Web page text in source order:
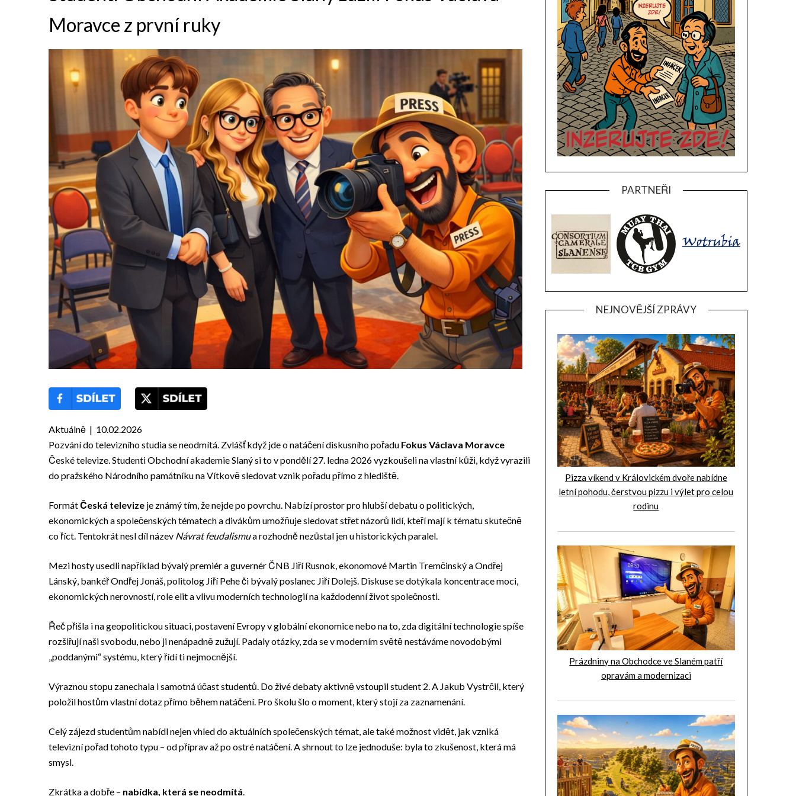
Moravce z první ruky
Aktuálně | 10.02.2026
Pozvání do televizního studia se neodmítá. Zvlášť když jde o natáčení diskusního pořadu Fokus Václava Moravce
České televize. Studenti Obchodní akademie Slaný si to v pondělí 27. ledna 2026 vyzkoušeli na vlastní kůži, když vyrazili
do pražského Národního památníku na Vítkově sledovat vznik pořadu přímo z hlediště.
FormátČeská televize je známý tím, že nejde po povrchu. Nabízí prostor pro hlubší debatu o politických,
ekonomických a společenských tématech a divákům umožňuje sledovat střet názorů lidí, kteří mají k tématu skutečně
co říct. Tentokrát nesl díl název Návrat feudalismua rozhodně nezůstal jen u historických paralel.
Mezi hosty usedli například bývalý premiér a guvernér ČNB Jiří Rusnok, ekonomové Martin Tremčinský a Ondřej
Lánský, bankéř Ondřej Jonáš, politolog Jiří Pehe či bývalý poslanec Jiří Dolejš. Diskuse se dotýkala koncentrace moci,
ekonomických nerovností, role elit a vlivu moderních technologií na každodenní život společnosti.
Řeč přišla i na geopolitickou situaci, postavení Evropy v globální ekonomice nebo na to, zda digitální technologie spíše
rozšiřují naši svobodu, nebo ji nenápadně zužují. Padaly otázky, zda se v moderním světě nestáváme novodobými
„poddanými“ systému, který řídí ti nejmocnější.
Výraznou stopu zanechala i samotná účast studentů. Do živé debaty aktivně vstoupil student 2. A Jakub Vystrčil, který
položil hostům vlastní dotaz přímo během natáčení. Pro školu šlo o moment, který stojí za zaznamenání.
Celý zájezd studentům nabídl nejen vhled do aktuálních společenských témat, ale také možnost vidět, jak vzniká
televizní pořad tohoto typu – od příprav až po ostré natáčení. A shrnout to lze jednoduše: byla to zkušenost, která má
smysl.
Zkrátka a dobře – nabídka, která se neodmítá.
PARTNEŘI
NEJNOVĚJŠÍ ZPRÁVY
Pizza víkend v Královickém dvoře nabídne
letní pohodu, čerstvou pizzu i výlet pro celou
rodinu
Prázdniny na Obchodce ve Slaném patří
opravám a modernizaci